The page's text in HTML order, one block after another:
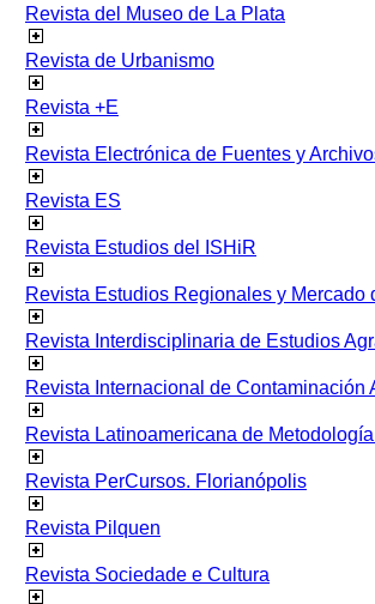
Revista del Museo de La Plata
Revista de Urbanismo
Revista +E
Revista Electrónica de Fuentes y
Revista ES
Revista Estudios del ISHiR
Revista Estudios Regionales y Mercado
Revista Interdisciplinaria de Estudios
Revista Internacional de Contaminación
Revista Latinoamericana de
Revista PerCursos. Florianópolis
Revista Pilquen
Revista Sociedade e Cultura